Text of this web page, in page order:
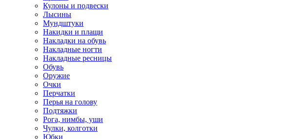
Кулоны и подвески
Лысины
Мундштуки
Накидки и плащи
Накладки на обувь
Накладные ногти
Накладные ресницы
Обувь
Оружие
Очки
Перчатки
Перья на голову
Подтяжки
Рога, нимбы, уши
Чулки, колготки
Юбки